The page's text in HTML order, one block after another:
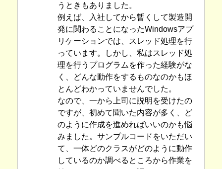
うときもありました。
例えば、入社してから暫くして製造開
発に関わることになったWindowsアプ
リケーションでは、スレッド処理を行
っています。しかし、私はスレッド処
理を行うプログラムを作った経験がな
く、どんな動作をするものなのかもほ
とんどわかっていませんでした。
なので、一から上司に説明を受けたの
ですが、初めて聞いた内容が多く、ど
のように作成を進めればいいのかも悩
みました。サンプルコードをいただい
て、一体どのクラスがどのように動作
しているのか調べるところから作業を